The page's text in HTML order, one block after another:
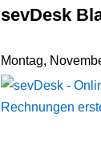
sevDesk
Montag,